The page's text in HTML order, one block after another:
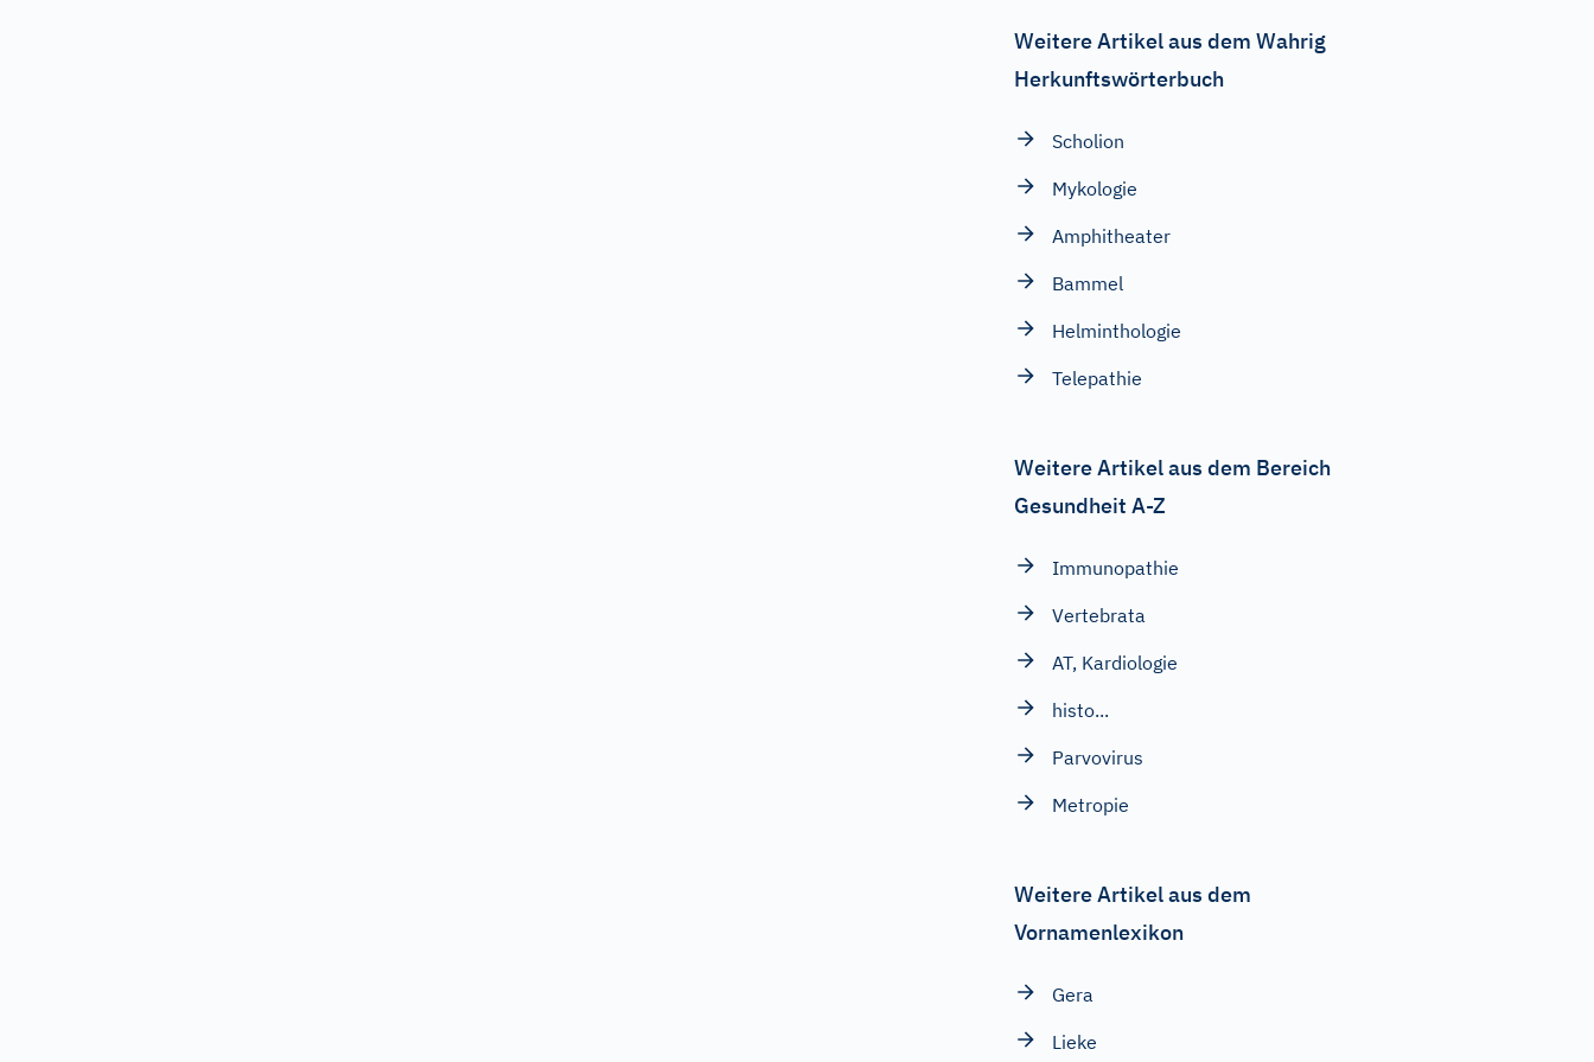
Weitere Artikel aus dem Wahrig
Herkunftswörterbuch
Scholion
Mykologie
Amphitheater
Bammel
Helminthologie
Telepathie
Weitere Artikel aus dem Bereich
Gesundheit A-Z
Immunopathie
Vertebrata
AT, Kardiologie
histo...
Parvovirus
Metropie
Weitere Artikel aus dem
Vornamenlexikon
Gera
Lieke